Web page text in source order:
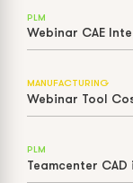
PLM
Webinar CAE
MANUFACTURING
Webinar Tool
PLM
Teamcenter